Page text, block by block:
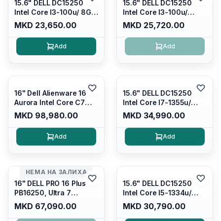
15.6" DELL DC15250
Intel Core I3-100u/ 8GB
DDR4/ 512GB SSD M.2/
Iris Xe Graphics/ 120Hz
Anti-glare LED Display/
Backlit Kb/ Platinum
MKD 23,650.00
Add
15.6" DELL DC15250
Intel Core I3-100u/
16GB DDR4/ 512GB SSD
M.2/ Iris Xe Graphics/
120Hz Anti-glare LED
Display/ Backlit Kb/
MKD 25,720.00
Add
16" Dell Alienware 16
Aurora Intel Core C7
240H /16GB RAM DDR5
5600mhz/ 1TB SSD M.2
Nvme/rtx4050 6GB/
Wqxga(2560x1600)
Win 11 Home/
MKD 98,980.00
Add
15.6" DELL DC15250
Intel Core I7-1355u/
16GB DDR4 / 512GB SSD
M.2 2230/ Intel UHD
Graphics/ 120Hz Anti-
glare FULLHD LED
MKD 34,990.00
Add
НЕМА НА ЗАЛИХА
16" DELL PRO 16 Plus
PB16250, Ultra 7
265U/16GB RAM (1x
16GB) 5600 Mhz DDR5/
MKD 67,090.00
15.6" DELL DC15250
Intel Core I5-1334u/
16GB DDR4 (1x16gb
2666mhz)/ 512GB SSD
MKD 30,790.00